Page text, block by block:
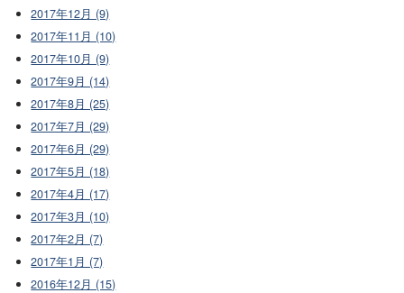
2017年12月 (9)
2017年11月 (10)
2017年10月 (9)
2017年9月 (14)
2017年8月 (25)
2017年7月 (29)
2017年6月 (29)
2017年5月 (18)
2017年4月 (17)
2017年3月 (10)
2017年2月 (7)
2017年1月 (7)
2016年12月 (15)